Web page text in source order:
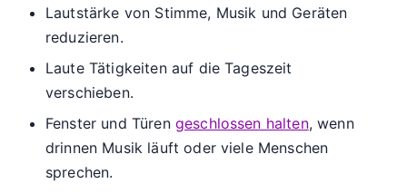
Lautstärke von Stimme, Musik und Geräten
reduzieren.
Laute Tätigkeiten auf die Tageszeit
verschieben.
Fenster und Türen geschlossen halten, wenn
drinnen Musik läuft oder viele Menschen
sprechen.